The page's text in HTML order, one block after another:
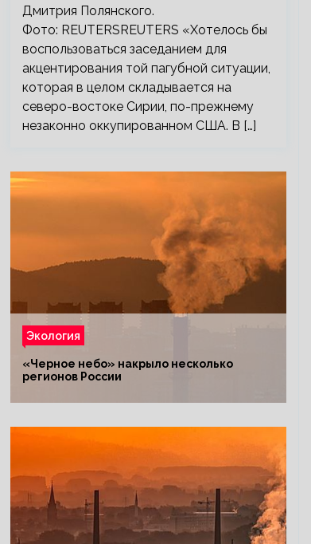
Дмитрия Полянского.
Фото: REUTERSREUTERS «Хотелось бы
воспользоваться заседанием для
акцентирования той пагубной ситуации,
которая в целом складывается на
северо-востоке Сирии, по-прежнему
незаконно оккупированном США. В […]
Экология
«Черное небо» накрыло несколько
регионов России